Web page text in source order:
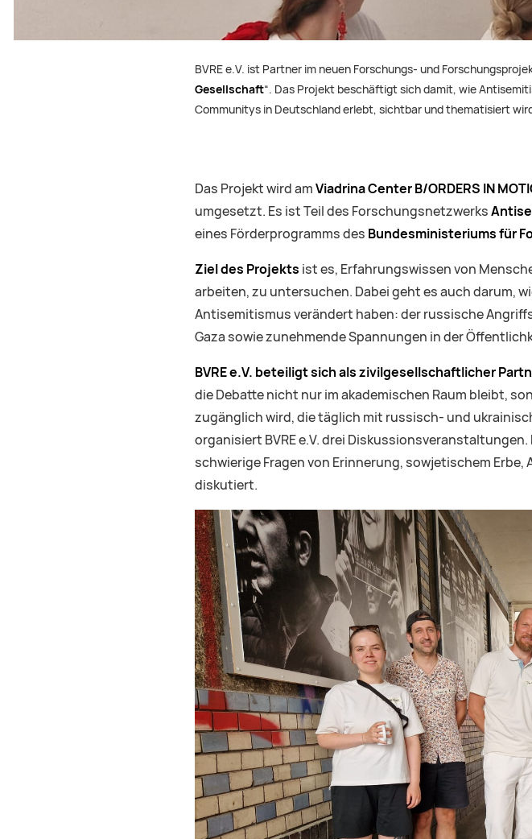
BVRE e.V. ist Partner im neuen Forschungs- und
Gesellschaft“. Das Projekt beschäftigt sich damit, wie
Communitys in Deutschland erlebt, sichtbar und thematisiert
Das Projekt wird amViadrina Center B/ORDERS IN
umgesetzt. Es ist Teil des Forschungsnetzwerks
eines Förderprogramms des Bundesministeriums für
Ziel des Projekts ist es, Erfahrungswissen von
arbeiten, zu untersuchen. Dabei geht es auch darum,
Antisemitismus verändert haben: der russische
Gaza sowie zunehmende Spannungen in der
BVRE e.V. beteiligt sich als zivilgesellschaftlicher
die Debatte nicht nur im akademischen Raum bleibt,
zugänglich wird, die täglich mit russisch- und
organisiert BVRE e.V. drei
schwierige Fragen von Erinnerung, sowjetischem
diskutiert.